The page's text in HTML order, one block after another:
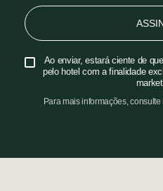
Ao enviar, estará ciente de
pelo hotel com a finalidade
Para mais informações,